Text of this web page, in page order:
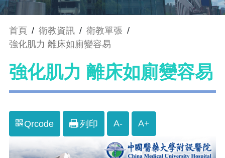
首頁 / 衛教資訊 / 衛教單張 /
強化肌力 離床如廁變容易
強化肌力 離床如廁變容易
Qrcode 列印 A- A+